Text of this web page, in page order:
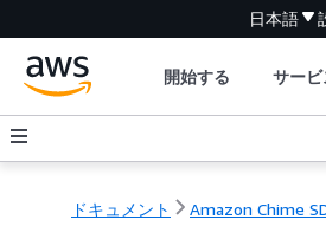
日本語
開始する サー
ドキュメント Amazon Chime